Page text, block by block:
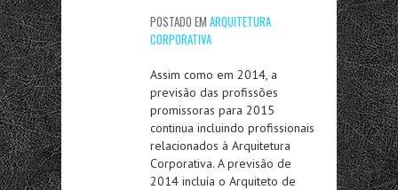
POSTADO EM ARQUITETURA
CORPORATIVA
Assim como em 2014, a
previsão das profissões
promissoras para 2015
continua incluindo profissionais
relacionados à Arquitetura
Corporativa. A previsão de
2014 incluía o Arquiteto de